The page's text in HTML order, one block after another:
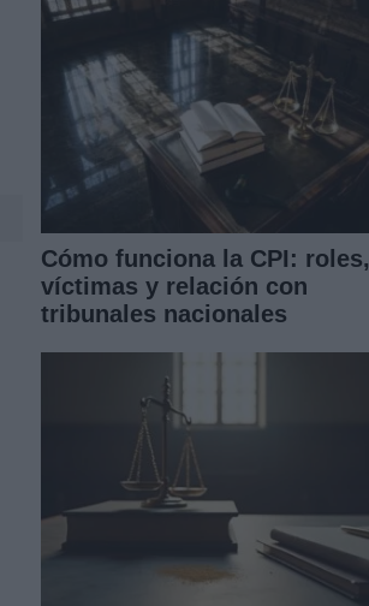
Cómo funciona la CPI: roles,
víctimas y relación con
tribunales nacionales